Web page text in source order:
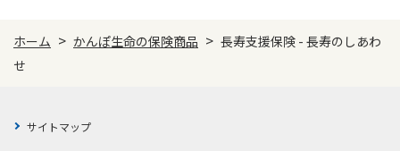
付加できます
ホーム > かんぽ生命の保険商品 > 長寿支援保険 - 長寿のしあわ
せ
サイトマップ